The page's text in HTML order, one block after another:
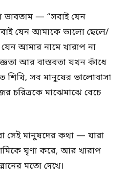
— “সবাই যেন
যেন আমাকে ভালো ছেলে/
আমার নামে খারাপ না
আর বাস্তবতা যখন কাঁধে
সব মানুষের ভালোবাসা
চরিত্রকে মাঝেমাঝে বেচে
মানুষদের কথা — যারা
ঘৃণা করে, আর খারাপ
মতো দেখে।